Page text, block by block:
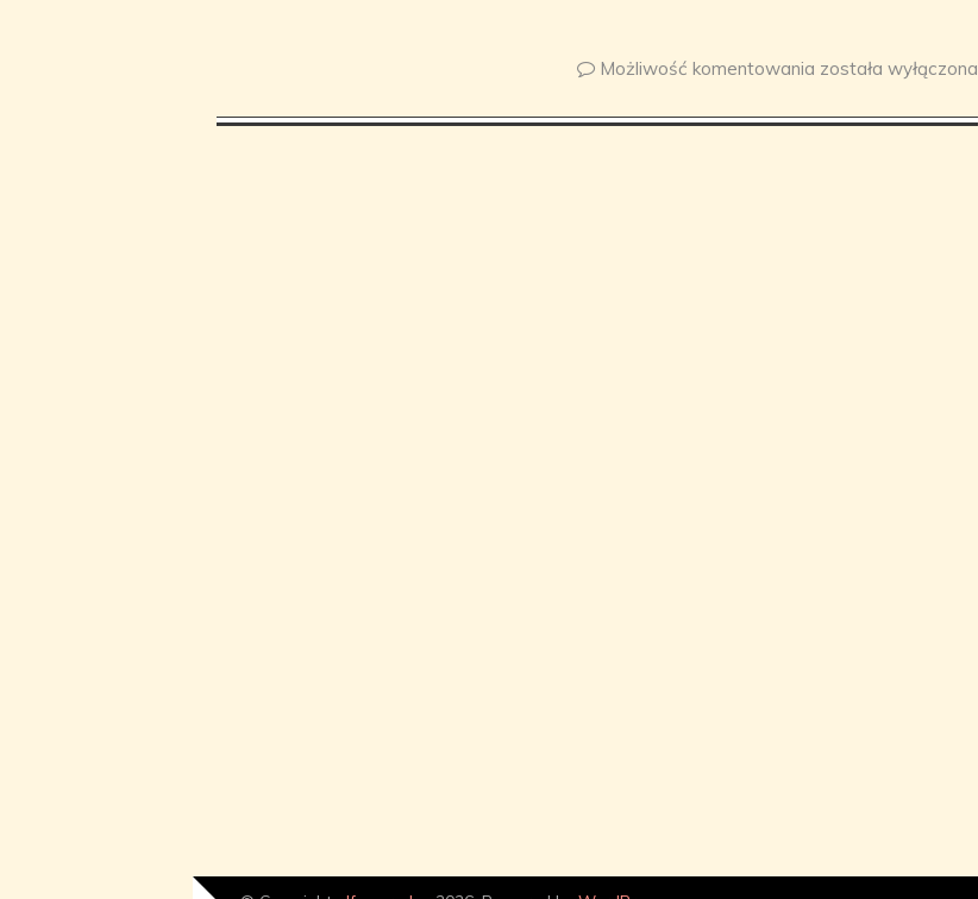
Możliwość komentowania została wyłączona